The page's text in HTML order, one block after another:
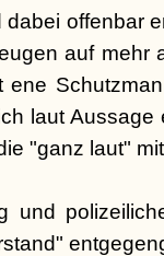
offenbar
auf mehr
laut
"ganz laut"
und